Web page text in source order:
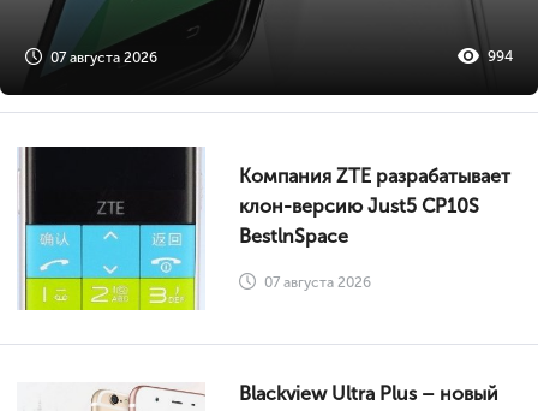
07 августа 2026 994
Компания ZTE разрабатывает
клон-версию Just5 CP10S
BestlnSpace
07 августа 2026
Blackview Ultra Plus – новый